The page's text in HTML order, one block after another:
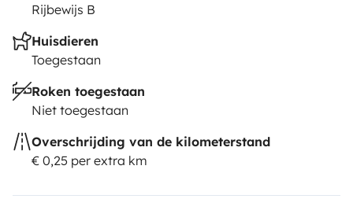
Rijbewijs B
Huisdieren
Toegestaan
Roken toegestaan
Niet toegestaan
Overschrijding van de kilometerstand
€ 0,25 per extra km